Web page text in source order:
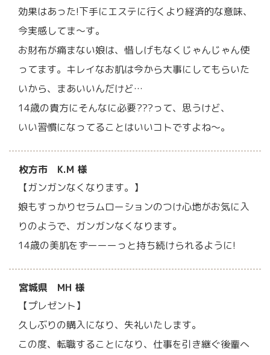
効果はあった!下手にエステに行くより経済的な意味、
今実感してま～す。
お財布が痛まない娘は、惜しげもなくじゃんじゃん使
ってます。キレイなお肌は今から大事にしてもらいた
いから、まあいいんだけど…
14歳の貴方にそんなに必要???って、思うけど、
いい習慣になってることはいいコトですよね～。
枚方市 K.M 様
【ガンガンなくなります。】
娘もすっかりセラムローションのつけ心地がお気に入
りのようで、ガンガンなくなります。
14歳の美肌をずーーーっと持ち続けられるように!
宮城県 MH 様
【プレゼント】
久しぶりの購入になり、失礼いたします。
この度、転職することになり、仕事を引き継ぐ後輩へ